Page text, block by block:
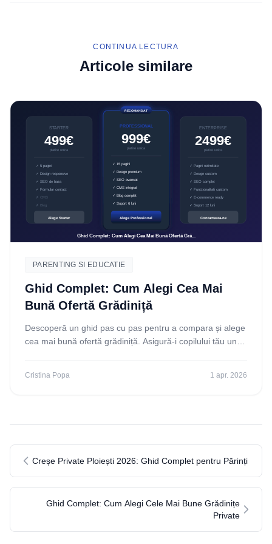
CONTINUA LECTURA
Articole similare
PARENTING SI EDUCATIE
Ghid Complet: Cum Alegi Cea Mai
Bună Ofertă Grădiniță
Descoperă un ghid pas cu pas pentru a compara și alege
cea mai bună ofertă grădiniță. Asigură-i copilului tău un
Cristina Popa 1 apr. 2026
Creșe Private Ploiești 2026: Ghid Complet pentru Părinți
Ghid Complet: Cum Alegi Cele Mai Bune Grădinițe
Private